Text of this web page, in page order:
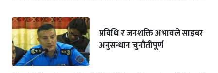
प्रविधि र जनशक्ति अभावले साइबर
अनुसन्धान चुनौतीपूर्ण